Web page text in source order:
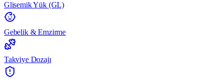
Glisemik Yük (GL)
Gebelik & Emzirme
Takviye Dozajı